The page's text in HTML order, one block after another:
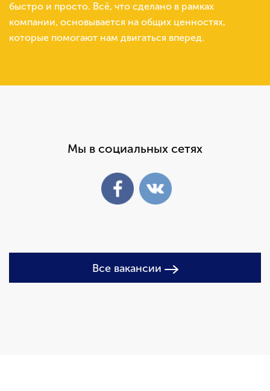
быстро и просто. Всё, что сделано в рамках
компании, основывается на общих ценностях,
которые помогают нам двигаться вперед.
Мы в социальных сетях
Все вакансии